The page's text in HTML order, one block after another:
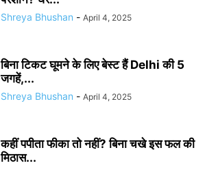
Shreya Bhushan - April 4, 2025
बिना टिकट घूमने के लिए बेस्ट हैं Delhi की 5
जगहें,...
Shreya Bhushan - April 4, 2025
कहीं पपीता फीका तो नहीं? बिना चखे इस फल की
मिठास...